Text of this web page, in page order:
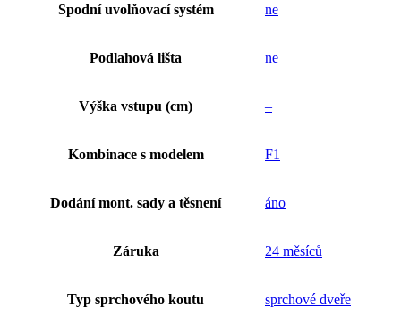
Spodní uvolňovací systém ne
Podlahová lišta ne
Výška vstupu (cm) –
Kombinace s modelem F1
Dodání mont. sady a těsnení áno
Záruka 24 měsíců
Typ sprchového koutu sprchové dveře